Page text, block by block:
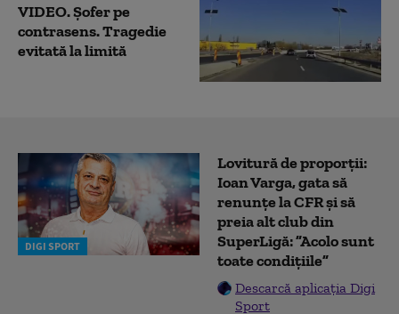
VIDEO. Șofer pe
contrasens. Tragedie
evitată la limită
DIGI SPORT
Lovitură de proporții:
Ioan Varga, gata să
renunțe la CFR și să
preia alt club din
SuperLigă: ”Acolo sunt
toate condițiile”
Descarcă aplicația Digi
Sport